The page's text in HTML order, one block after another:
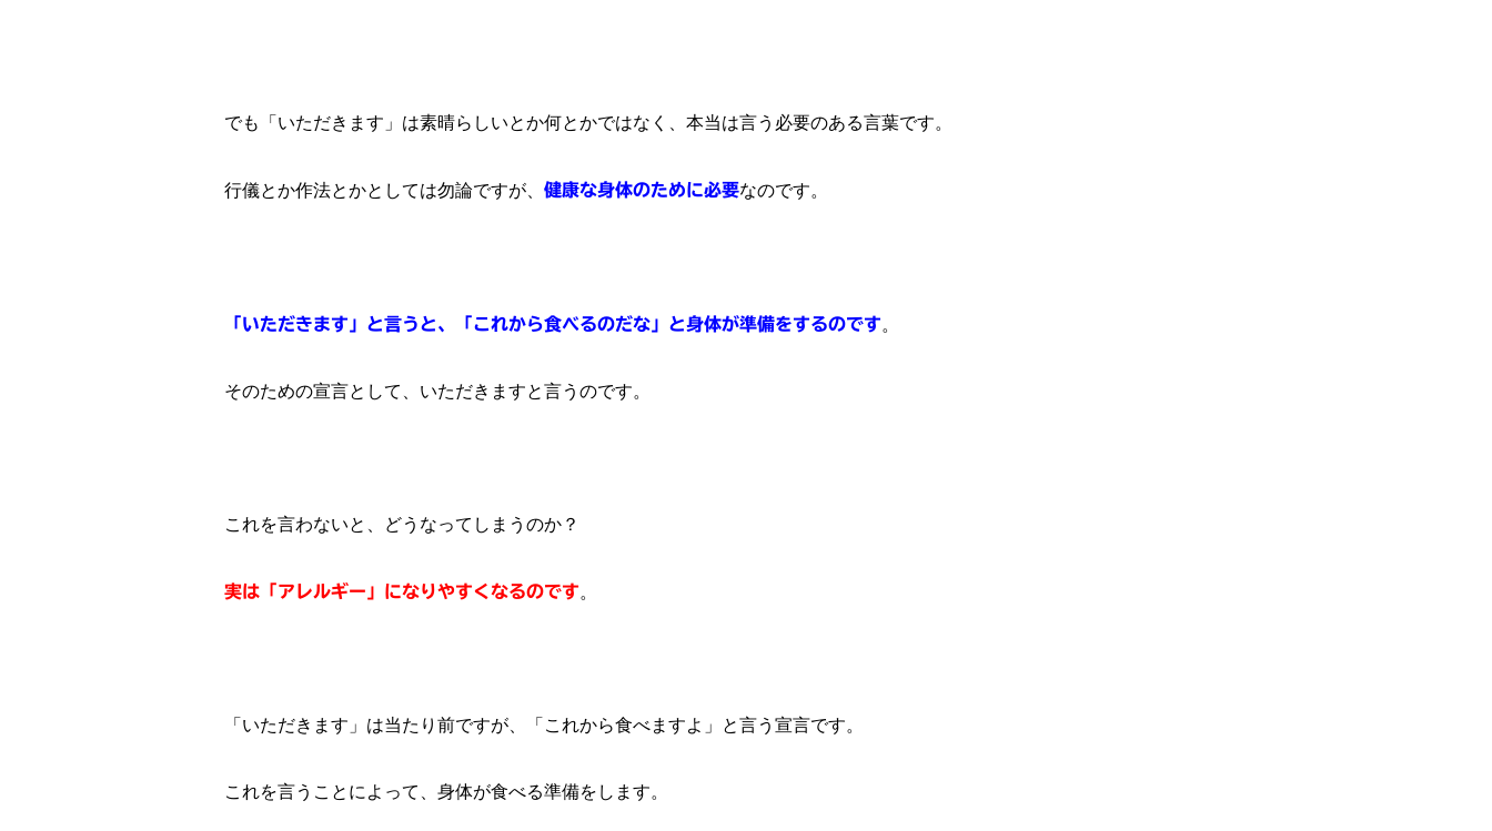
でも「いただきます」は素晴らしいとか何とかではなく、本当は言う必要のある言葉です。
行儀とか作法とかとしては勿論ですが、 健康な身体のために必要なのです。
「いただきます」と言うと、「これから食べるのだな」と身体が準備をするのです。
そのための宣言として、いただきますと言うのです。
これを言わないと、どうなってしまうのか？
実は「アレルギー」になりやすくなるのです。
「いただきます」は当たり前ですが、「これから食べますよ」と言う宣言です。
これを言うことによって、身体が食べる準備をします。